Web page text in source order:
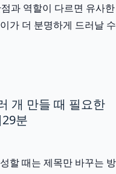
과 역할이 다르면 유사한
가 더 분명하게 드러날 수
개 만들 때 필요한
분
할 때는 제목만 바꾸는 방